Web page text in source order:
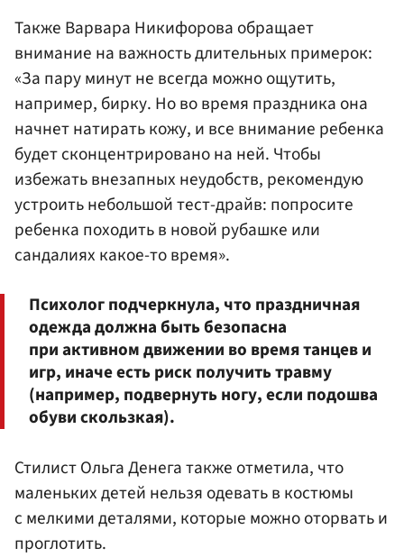
Также Варвара Никифорова обращает
внимание на важность длительных примерок:
«За пару минут не всегда можно ощутить,
например, бирку. Но во время праздника она
начнет натирать кожу, и все внимание ребенка
будет сконцентрировано на ней. Чтобы
избежать внезапных неудобств, рекомендую
устроить небольшой тест-драйв: попросите
ребенка походить в новой рубашке или
сандалиях какое-то время».
Психолог подчеркнула, что праздничная
одежда должна быть безопасна
при активном движении во время танцев и
игр, иначе есть риск получить травму
(например, подвернуть ногу, если подошва
обуви скользкая).
Стилист Ольга Денега также отметила, что
маленьких детей нельзя одевать в костюмы
с мелкими деталями, которые можно оторвать и
проглотить.